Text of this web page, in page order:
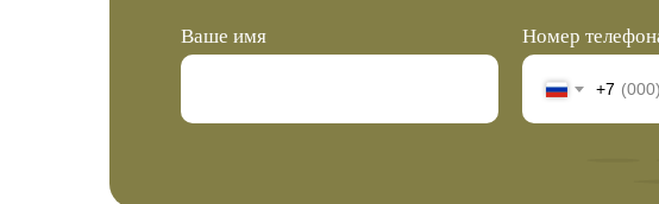
Ваше имя Номер
+7